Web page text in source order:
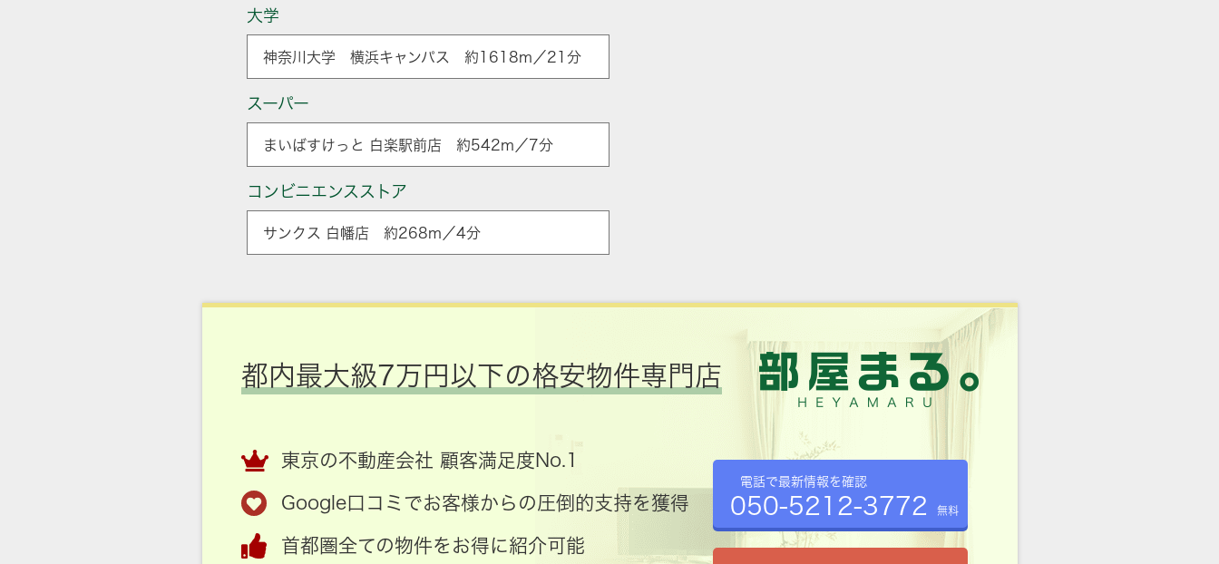
大学
神奈川大学 横浜キャンパス 約1618m／21分
スーパー
まいばすけっと 白楽駅前店 約542m／7分
コンビニエンスストア
サンクス 白幡店 約268m／4分
都内最大級7万円以下の格安物件専門店
東京の不動産会社 顧客満足度No.1
Google口コミでお客様からの圧倒的支持を獲得
首都圏全ての物件をお得に紹介可能
電話で最新情報を確認
050-5212-3772 無料